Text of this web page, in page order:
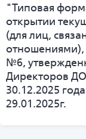
"Типовая
открытии
(для лиц,
№6,
Директоров
30.12.2025
29.01.2025г.